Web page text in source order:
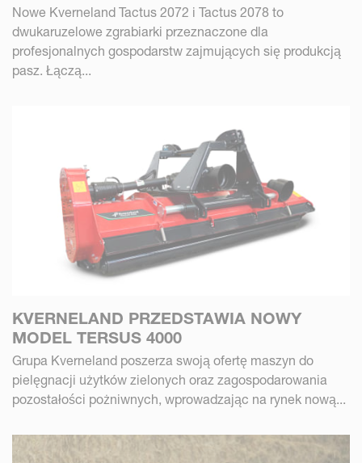
Nowe Kverneland Tactus 2072 i Tactus 2078 to
dwukaruzelowe zgrabiarki przeznaczone dla
profesjonalnych gospodarstw zajmujących się produkcją
pasz. Łączą...
KVERNELAND PRZEDSTAWIA NOWY
MODEL TERSUS 4000
Grupa Kverneland poszerza swoją ofertę maszyn do
pielęgnacji użytków zielonych oraz zagospodarowania
pozostałości pożniwnych, wprowadzając na rynek nową...